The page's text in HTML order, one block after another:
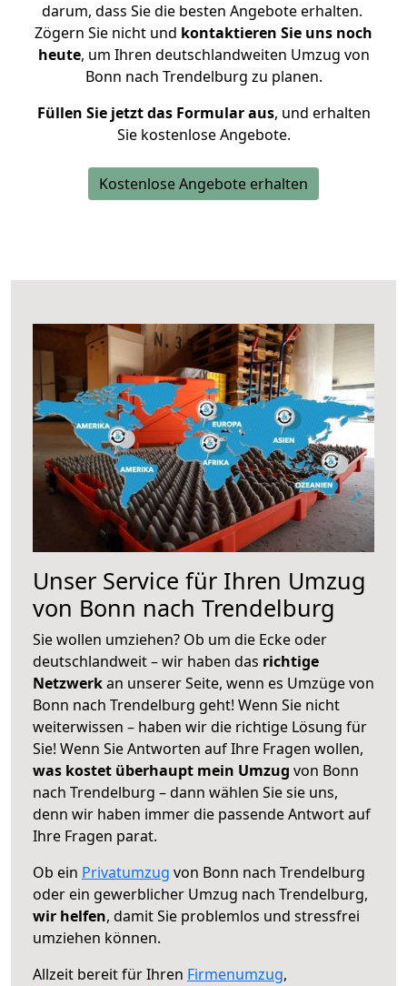
darum, dass Sie die besten Angebote erhalten.
Zögern Sie nicht und kontaktieren Sie uns noch
heute, um Ihren deutschlandweiten Umzug von
Bonn nach Trendelburg zu planen.
Füllen Sie jetzt das Formular aus, und erhalten
Sie kostenlose Angebote.
Kostenlose Angebote erhalten
Unser Service für Ihren Umzug
von Bonn nach Trendelburg
Sie wollen umziehen? Ob um die Ecke oder
deutschlandweit – wir haben das richtige
Netzwerkan unserer Seite, wenn es Umzüge von
Bonn nach Trendelburg geht! Wenn Sie nicht
weiterwissen – haben wir die richtige Lösung für
Sie! Wenn Sie Antworten auf Ihre Fragen wollen,
was kostet überhaupt mein Umzug von Bonn
nach Trendelburg – dann wählen Sie sie uns,
denn wir haben immer die passende Antwort auf
Ihre Fragen parat.
Ob ein Privatumzug von Bonn nach Trendelburg
oder ein gewerblicher Umzug nach Trendelburg,
wir helfen, damit Sie problemlos und stressfrei
umziehen können.
Allzeit bereit für Ihren Firmenumzug,